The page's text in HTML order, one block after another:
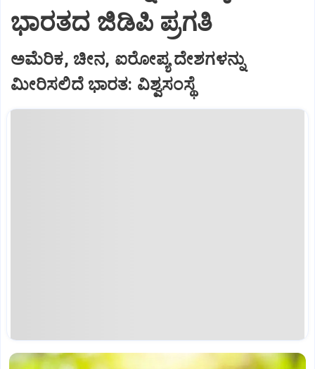
ಭಾರತದ ಜಿಡಿಪಿ ಪ್ರಗತಿ
ಅಮೆರಿಕ, ಚೀನ, ಐರೋಪ್ಯ ದೇಶಗಳನ್ನು
ಮೀರಿಸಲಿದೆ ಭಾರತ: ವಿಶ್ವಸಂಸ್ಥೆ